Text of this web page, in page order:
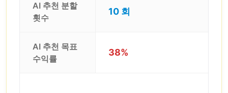
AI 추천 분할
횟수
10 회
AI 추천 목표
수익률
38%